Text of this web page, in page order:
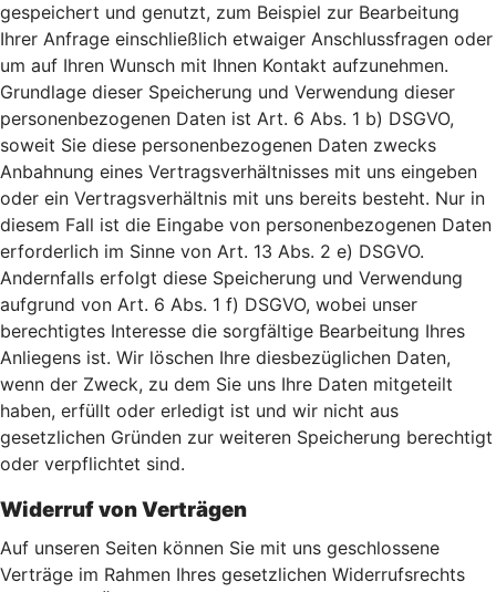
gespeichert und genutzt, zum Beispiel zur Bearbeitung
Ihrer Anfrage einschließlich etwaiger Anschlussfragen oder
um auf Ihren Wunsch mit Ihnen Kontakt aufzunehmen.
Grundlage dieser Speicherung und Verwendung dieser
personenbezogenen Daten ist Art. 6 Abs. 1 b) DSGVO,
soweit Sie diese personenbezogenen Daten zwecks
Anbahnung eines Vertragsverhältnisses mit uns eingeben
oder ein Vertragsverhältnis mit uns bereits besteht. Nur in
diesem Fall ist die Eingabe von personenbezogenen Daten
erforderlich im Sinne von Art. 13 Abs. 2 e) DSGVO.
Andernfalls erfolgt diese Speicherung und Verwendung
aufgrund von Art. 6 Abs. 1 f) DSGVO, wobei unser
berechtigtes Interesse die sorgfältige Bearbeitung Ihres
Anliegens ist. Wir löschen Ihre diesbezüglichen Daten,
wenn der Zweck, zu dem Sie uns Ihre Daten mitgeteilt
haben, erfüllt oder erledigt ist und wir nicht aus
gesetzlichen Gründen zur weiteren Speicherung berechtigt
oder verpflichtet sind.
Widerruf von Verträgen
Auf unseren Seiten können Sie mit uns geschlossene
Verträge im Rahmen Ihres gesetzlichen Widerrufsrechts